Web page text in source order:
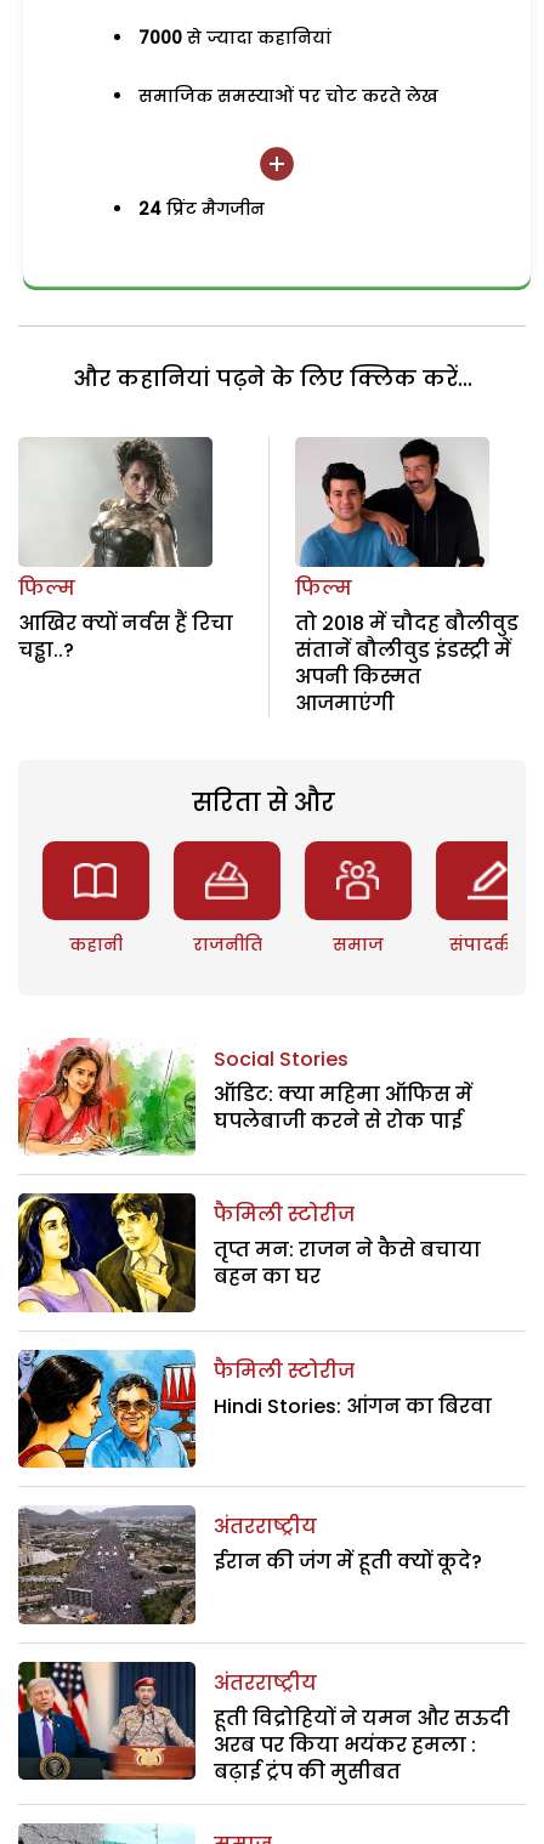
7000 से ज्यादा कहानियां
समाजिक समस्याओं पर चोट करते लेख
24 प्रिंट मैगजीन
और कहानियां पढ़ने के लिए क्लिक करें...
फिल्म
आखिर क्यों नर्वस हैं रिचा
चड्ढा..?
फिल्म
तो 2018 में चौदह बौलीवुड
संतानें बौलीवुड इंडस्ट्री में
अपनी किस्मत
आजमाएंगी
सरिता से और
कहानी राजनीति समाज संपादकीय
Social Stories
ऑडिट: क्या महिमा ऑफिस में
घपलेबाजी करने से रोक पाई
फैमिली स्टोरीज
तृप्त मन: राजन ने कैसे बचाया
बहन का घर
फैमिली स्टोरीज
Hindi Stories: आंगन का बिरवा
अंतरराष्ट्रीय
ईरान की जंग में हूती क्यों कूदे?
अंतरराष्ट्रीय
हूती विद्रोहियों ने यमन और सऊदी
अरब पर किया भयंकर हमला :
बढ़ाई ट्रंप की मुसीबत